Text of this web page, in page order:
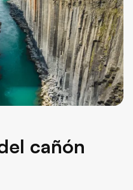
cañón